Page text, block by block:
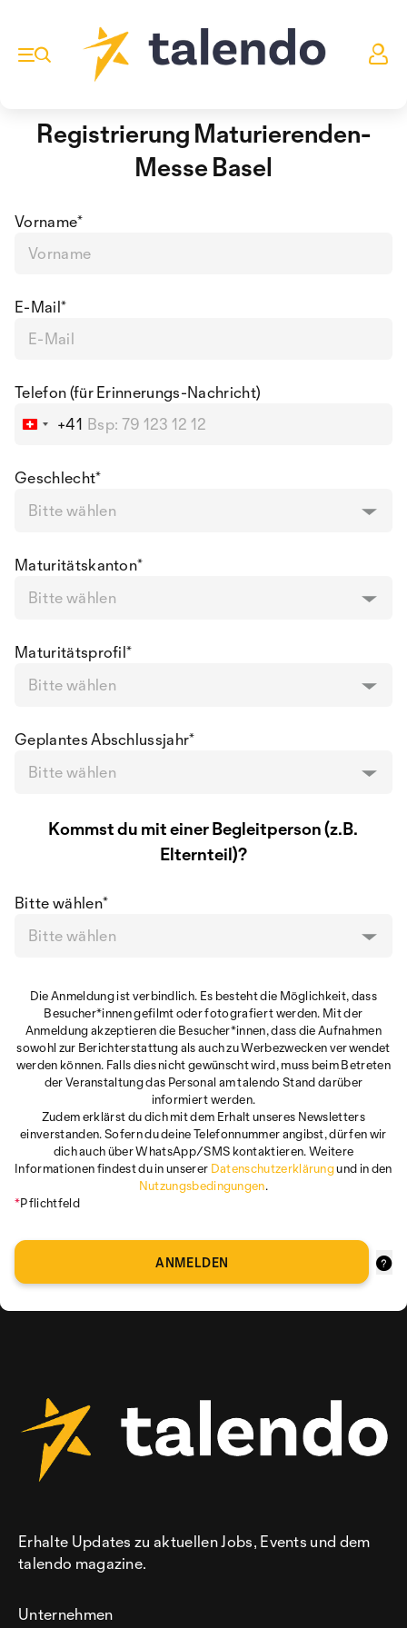
Registrierung Maturierenden-
Messe Basel
Vorname*
E-Mail*
Telefon (für Erinnerungs-Nachricht)
Switzerland
+41
Geschlecht*
Bitte wählen
Maturitätskanton*
Bitte wählen
Maturitätsprofil*
Bitte wählen
Geplantes Abschlussjahr*
Bitte wählen
Kommst du mit einer Begleitperson (z.B.
Elternteil)?
Bitte wählen*
Bitte wählen
Die Anmeldung ist verbindlich. Es besteht die Möglichkeit, dass
Besucher*innen gefilmt oder fotografiert werden. Mit der
Anmeldung akzeptieren die Besucher*innen, dass die Aufnahmen
sowohl zur Berichterstattung als auch zu Werbezwecken verwendet
werden können. Falls dies nicht gewünscht wird, muss beim Betreten
der Veranstaltung das Personal am talendo Stand darüber
informiert werden.
Zudem erklärst du dich mit dem Erhalt unseres Newsletters
einverstanden. Sofern du deine Telefonnummer angibst, dürfen wir
dich auch über WhatsApp/SMS kontaktieren. Weitere
Informationen findest du in unserer Datenschutzerklärungund in den
Nutzungsbedingungen.
*Pflichtfeld
ANMELDEN
Erhalte Updates zu aktuellen Jobs, Events und dem
talendo magazine.
Unternehmen